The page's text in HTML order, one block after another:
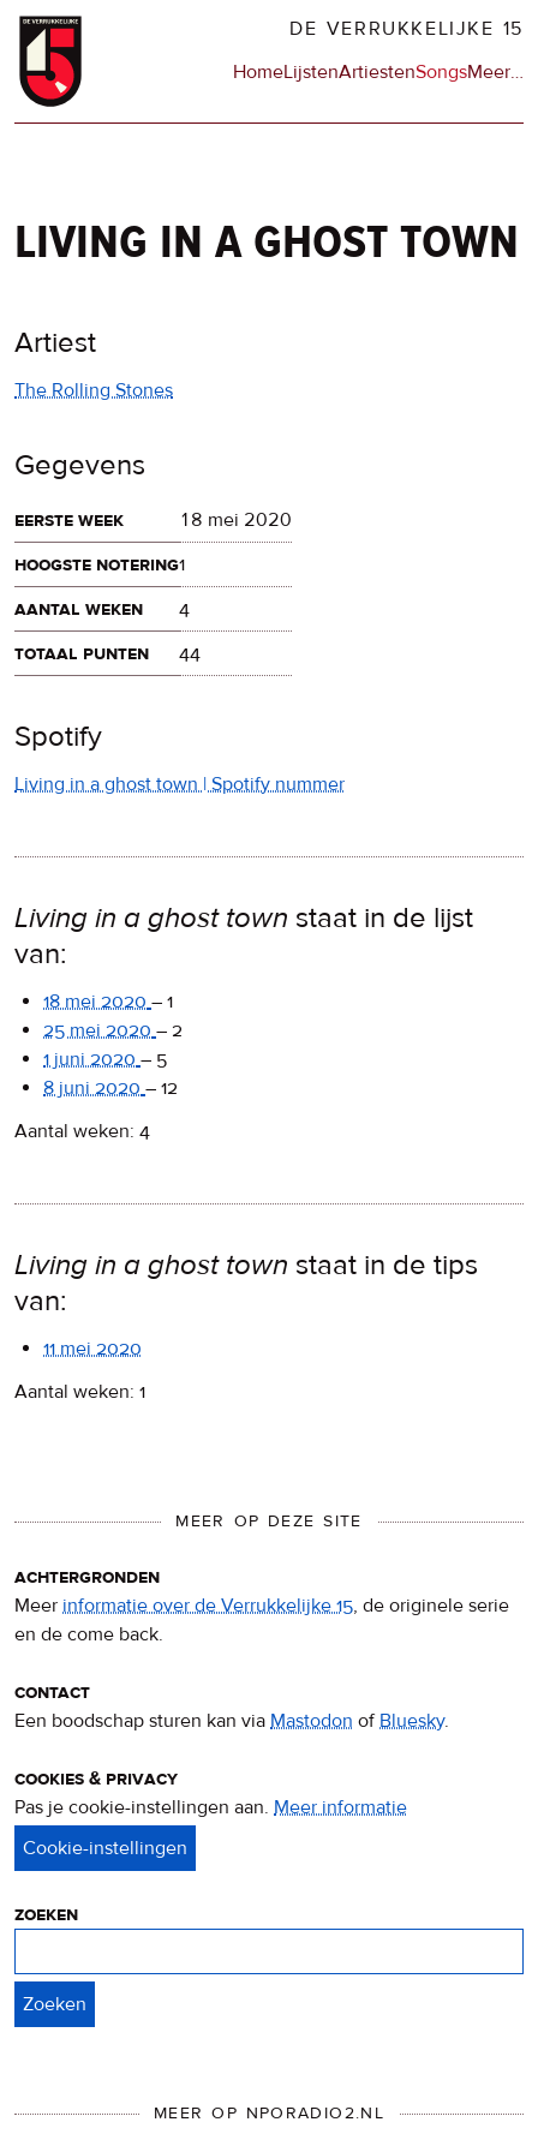
Overslaan
naar
DE VERRUKKELIJKE 15
Hoofdnavigatie
HomeLijstenArtiestenSongsMeerop
…
living in a ghost town
Artiest
The Rolling Stones
Gegevens
eerste week
18 mei 2020
hoogste notering1
aantal weken
4
totaal punten
44
Spotify
Living in a ghost town | Spotify nummer
Living in a ghost town staat in de lijst
van:
18 mei 2020 – 1
25 mei 2020 – 2
1 juni 2020 – 5
8 juni 2020 – 12
Aantal weken: 4
Living in a ghost town staat in de tips
van:
11 mei 2020
Aantal weken: 1
MEER OP DEZE SITE
achtergronden
Meer informatie over de Verrukkelijke 15, de originele serie
en de come back.
contact
Een boodschap sturen kan via Mastodon ofBluesky.
cookies & privacy
Pas je cookie-instellingen aan. Meer informatie
zoeken
MEER OP NPORADIO2.NL